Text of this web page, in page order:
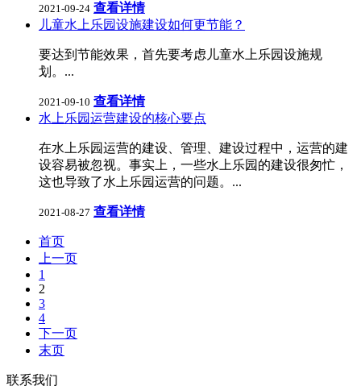
2021-09-24 查看详情
儿童水上乐园设施建设如何更节能？
要达到节能效果，首先要考虑儿童水上乐园设施规
划。...
2021-09-10 查看详情
水上乐园运营建设的核心要点
在水上乐园运营的建设、管理、建设过程中，运营的建
设容易被忽视。事实上，一些水上乐园的建设很匆忙，
这也导致了水上乐园运营的问题。...
2021-08-27 查看详情
首页
上一页
1
2
3
4
下一页
末页
联系我们